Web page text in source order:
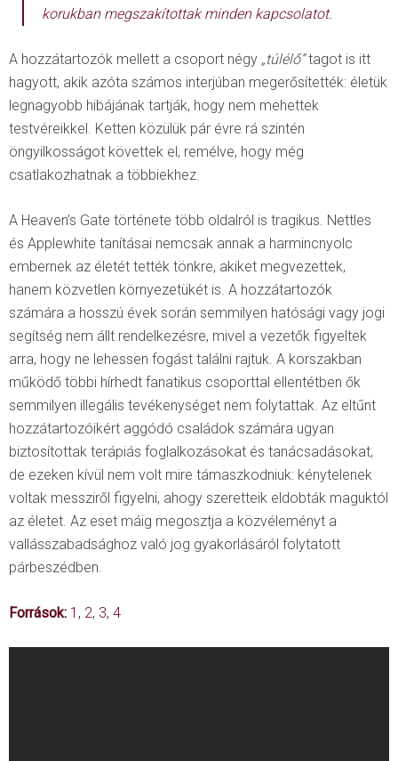
korukban megszakítottak minden kapcsolatot.
A hozzátartozók mellett a csoport négy „túlélő”tagot is itt
hagyott, akik azóta számos interjúban megerősítették: életük
legnagyobb hibájának tartják, hogy nem mehettek
testvéreikkel. Ketten közülük pár évre rá szintén
öngyilkosságot követtek el, remélve, hogy még
csatlakozhatnak a többiekhez.
A Heaven’s Gate története több oldalról is tragikus. Nettles
és Applewhite tanításai nemcsak annak a harmincnyolc
embernek az életét tették tönkre, akiket megvezettek,
hanem közvetlen környezetükét is. A hozzátartozók
számára a hosszú évek során semmilyen hatósági vagy jogi
segítség nem állt rendelkezésre, mivel a vezetők figyeltek
arra, hogy ne lehessen fogást találni rajtuk. A korszakban
működő többi hírhedt fanatikus csoporttal ellentétben ők
semmilyen illegális tevékenységet nem folytattak. Az eltűnt
hozzátartozóikért aggódó családok számára ugyan
biztosítottak terápiás foglalkozásokat és tanácsadásokat,
de ezeken kívül nem volt mire támaszkodniuk: kénytelenek
voltak messziről figyelni, ahogy szeretteik eldobták maguktól
az életet. Az eset máig megosztja a közvéleményt a
vallásszabadsághoz való jog gyakorlásáról folytatott
párbeszédben.
Források: 1 , 2, 3, 4